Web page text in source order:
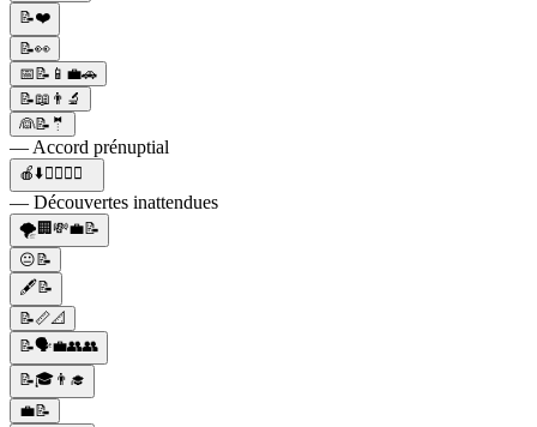
📝❤️
📝👀
📅📝📱💼🚗
📝📖👨‍🔬
👰📝🤵
— Accord prénuptial
🍎⬇️😵‍💫🤔📝
— Découvertes inattendues
🌪️🏢💸💼📝
😐📝
🖋️📝
📝📏📐
📝🗣️💼👥👥
📝🎓👨‍🎓
💼📝